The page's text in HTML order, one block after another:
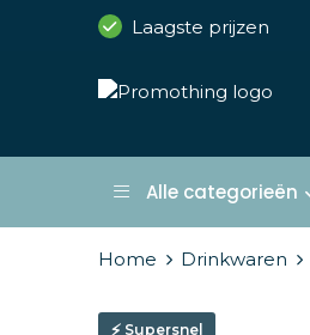
Laagste prijzen
Alle categorieën
Home Drinkwaren
Supersnel